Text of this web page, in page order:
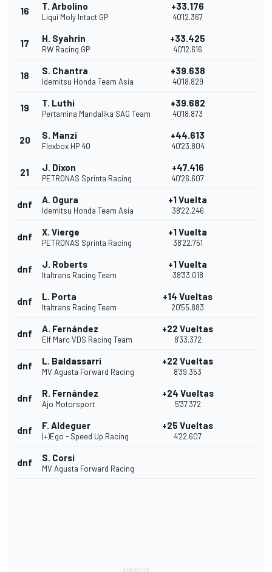
16 T. Arbolino
Liqui Moly Intact GP
+33.176
40'12.367
17 H. Syahrin
RW Racing GP
+33.425
40'12.616
18 S. Chantra
Idemitsu Honda Team Asia
+39.638
40'18.829
19 T. Luthi
Pertamina Mandalika SAG Team
+39.682
40'18.873
20 S. Manzi
Flexbox HP 40
+44.613
40'23.804
21 J. Dixon
PETRONAS Sprinta Racing
+47.416
40'26.607
dnf A. Ogura
Idemitsu Honda Team Asia
+1 Vuelta
38'22.246
dnf X. Vierge
PETRONAS Sprinta Racing
+1 Vuelta
38'22.751
dnf J. Roberts
Italtrans Racing Team
+1 Vuelta
38'33.018
dnf L. Porta
Italtrans Racing Team
+14 Vueltas
20'55.883
dnf A. Fernández
Elf Marc VDS Racing Team
+22 Vueltas
8'33.372
dnf L. Baldassarri
MV Agusta Forward Racing
+22 Vueltas
8'39.353
dnf R. Fernández
Ajo Motorsport
+24 Vueltas
5'37.372
dnf F. Aldeguer
(+)Ego - Speed Up Racing
+25 Vueltas
4'22.607
dnf S. Corsi
MV Agusta Forward Racing